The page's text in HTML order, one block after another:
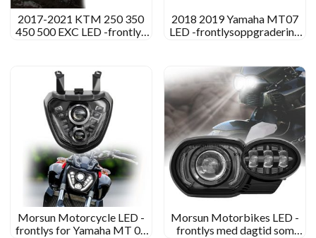
2017-2021 KTM 250 350
450 500 EXC LED -frontlys
2018 2019 Yamaha MT07
LED -frontlysoppgradering
2016
Morsun Motorcycle LED -
frontlys for Yamaha MT 07
Morsun Motorbikes LED -
frontlys med dagtid som